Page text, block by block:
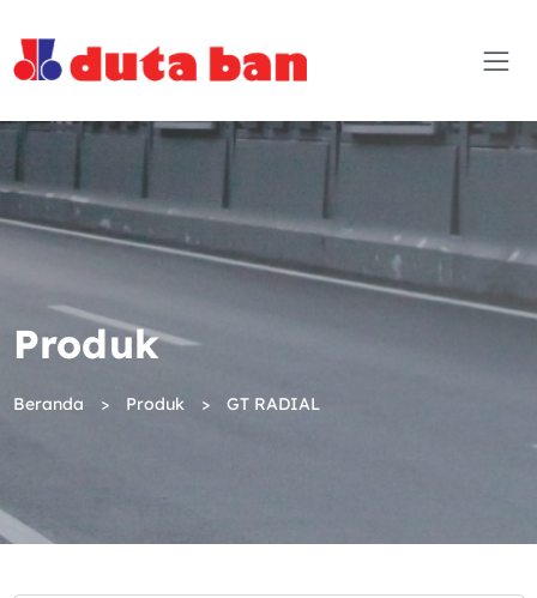
Produk
Beranda Produk GT RADIAL